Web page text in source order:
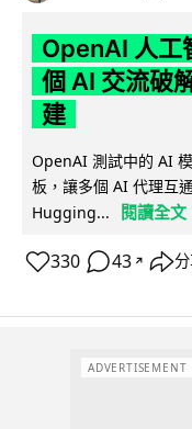
OpenAI 人工
個 AI 交流破
建
OpenAI 測試中的 AI
板，讓多個 AI 代理互
Hugging...
閱讀全文
330 43 ↗
ADVERTISEMENT